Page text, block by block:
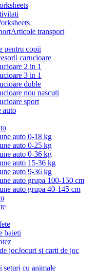
Articole transport
pentru copii
carucioare
2 in 1
3 in 1
duble
nou nascuti
sport
auto
auto 0-18 kg
auto 0-25 kg
auto 0-36 kg
auto 15-36 kg
auto 9-36 kg
auto grupa 100-150 cm
auto grupa 40-145 cm
baieti
Jocuri si carti de joc
seturi cu animale